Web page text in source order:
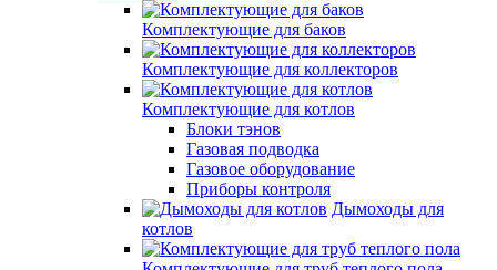
Комплектующие для баков
Комплектующие для коллекторов
Комплектующие для котлов
Блоки тэнов
Газовая подводка
Газовое оборудование
Приборы контроля
Дымоходы для
котлов